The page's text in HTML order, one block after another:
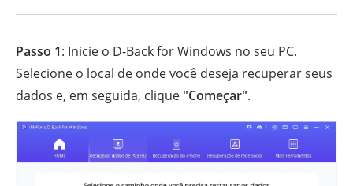
Passo 1: Inicie o D-Back for Windows no seu PC.
Selecione o local de onde você deseja recuperar seus
dados e, em seguida, clique "Começar".